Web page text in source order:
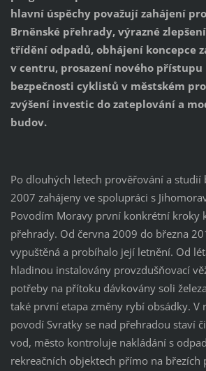
hlavní úspěchy považují zahájení
Brněnské přehrady, výrazné
třídění odpadů, obhájení koncepce
v centru, prosazení nového přístupu
bezpečnosti cyklistů v městském
zvýšení investic do zateplování a
budov.
Po dlouhých letech prověřování a studií
2007 zahájeny ve spolupráci s
Povodím Moravy první konkrétní kroky
přehrady. Od června 2009 do března
vypuštěná a probíhalo její letnění. Od
hladinou instalovány provzdušňovací
potřeby na přítoku dávkovány soli
také první etapa změny rybí obsádky. V
povodí Svratky se nad přehradou staví
vod, město kontroluje nakládání s
rekreačních objektech přímo na březích